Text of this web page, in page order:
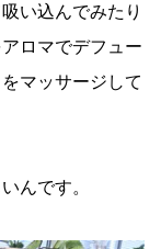
い込んでみたり
ロマでデフュー
マッサージして
んです。